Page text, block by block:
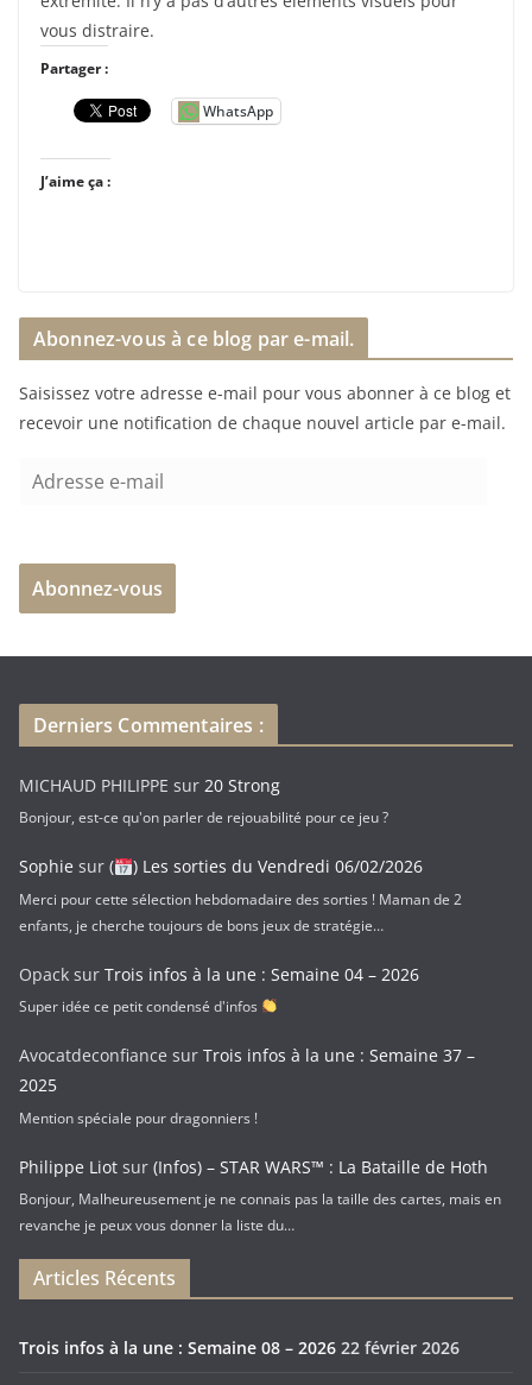
vous distraire.
Partager :
WhatsApp
J’aime ça :
Abonnez-vous à ce blog par e-mail.
Saisissez votre adresse e-mail pour vous abonner à ce blog et
recevoir une notification de chaque nouvel article par e-mail.
e
s
-
i
l
Abonnez-vous
Derniers Commentaires :
MICHAUD PHILIPPE sur 20 Strong
Bonjour, est-ce qu'on parler de rejouabilité pour ce jeu ?
Sophie sur ( ) Les sorties du Vendredi 06/02/2026
Merci pour cette sélection hebdomadaire des sorties ! Maman de 2
enfants, je cherche toujours de bons jeux de stratégie…
Opack sur Trois infos à la une : Semaine 04 – 2026
Super idée ce petit condensé d'infos
Avocatdeconfiance sur Trois infos à la une : Semaine 37 –
2025
Mention spéciale pour dragonniers !
Philippe Liot sur (Infos) – STAR WARS™ : La Bataille de Hoth
Bonjour, Malheureusement je ne connais pas la taille des cartes, mais en
revanche je peux vous donner la liste du…
Articles Récents
Trois infos à la une : Semaine 08 – 2026 22 février 2026